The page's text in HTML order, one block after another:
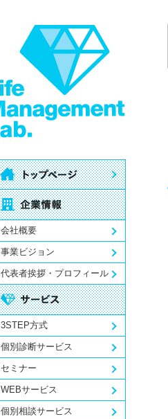
会社概要
事業ビジョン
代表者挨拶・プロフィール
3STEP方式
個別診断サービス
セミナー
WEBサービス
個別相談サービス